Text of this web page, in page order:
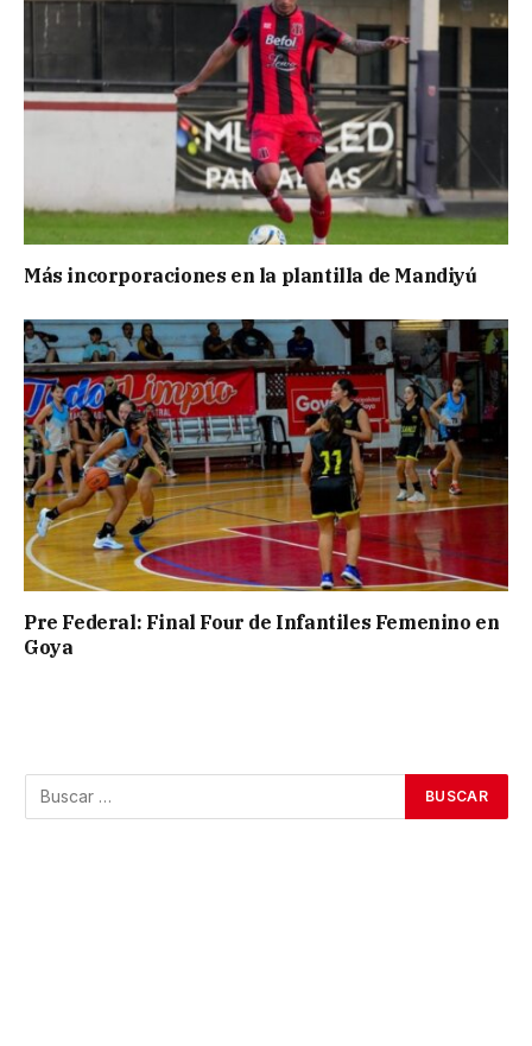
Más incorporaciones en la plantilla de Mandiyú
Pre Federal: Final Four de Infantiles Femenino en
Goya